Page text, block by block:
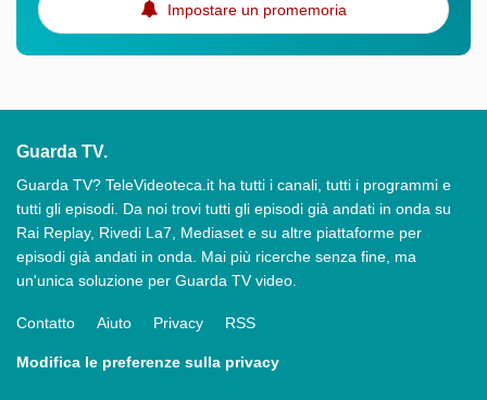
Impostare un promemoria
Guarda TV.
Guarda TV? TeleVideoteca.it ha tutti i canali, tutti i programmi e
tutti gli episodi. Da noi trovi tutti gli episodi già andati in onda su
Rai Replay, Rivedi La7, Mediaset e su altre piattaforme per
episodi già andati in onda. Mai più ricerche senza fine, ma
un'unica soluzione per Guarda TV video.
Contatto Aiuto Privacy RSS
Modifica le preferenze sulla privacy